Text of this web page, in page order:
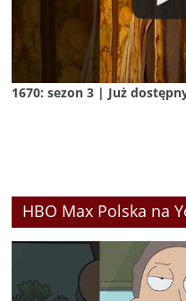
1670: sezon 3 | Już
HBO Max Polska na